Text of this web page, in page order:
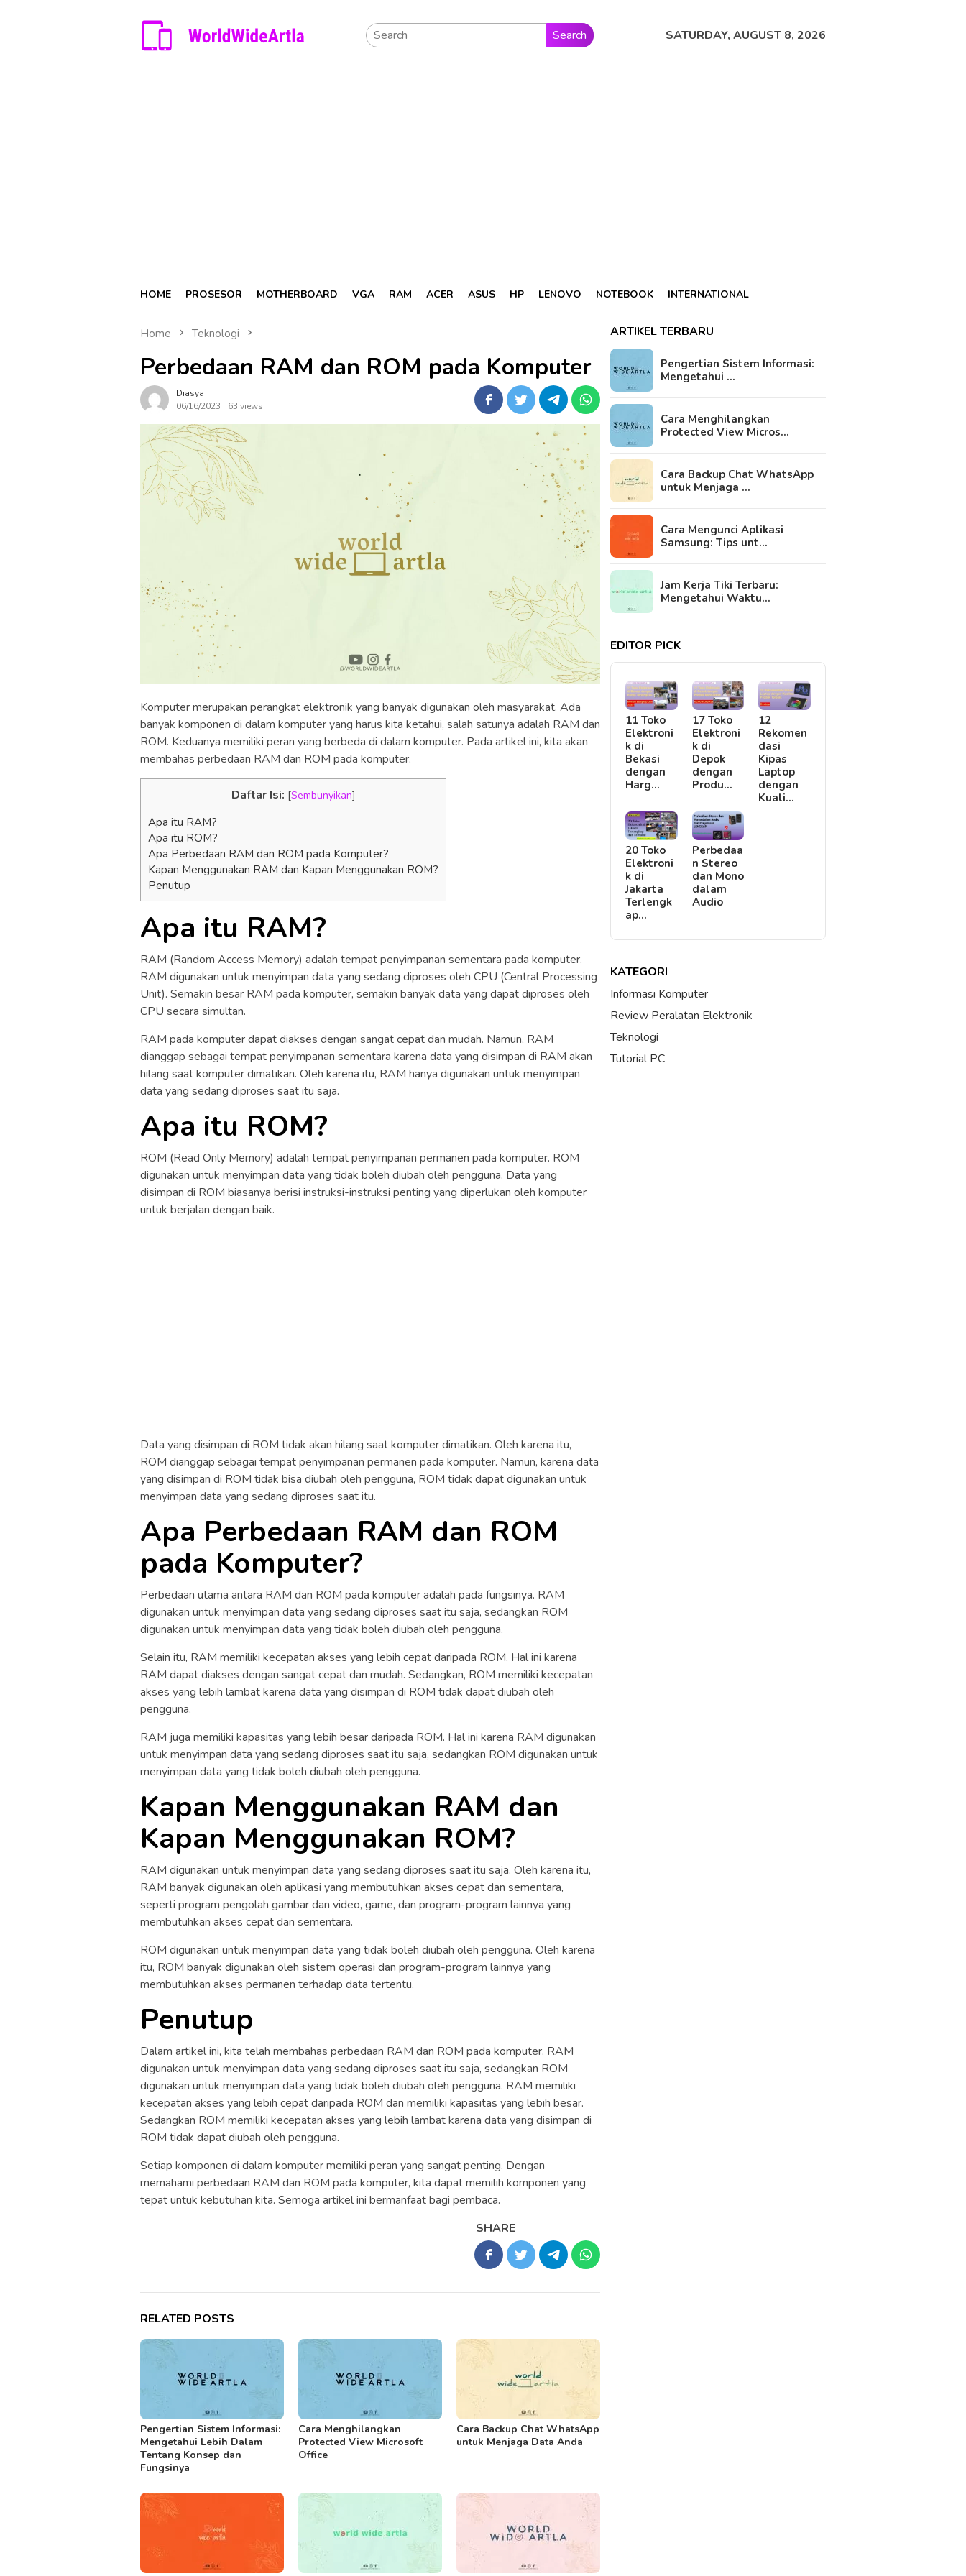
Search SATURDAY, AUGUST 8, 2026
HOME PROSESOR MOTHERBOARD VGA RAM ACER ASUS HP LENOVO NOTEBOOK INTERNATIONAL
Home Teknologi
Perbedaan RAM dan ROM pada Komputer
Diasya
06/16/2023
63 views
Komputer merupakan perangkat elektronik yang banyak digunakan oleh masyarakat. Ada
banyak komponen di dalam komputer yang harus kita ketahui, salah satunya adalah RAM dan
ROM. Keduanya memiliki peran yang berbeda di dalam komputer. Pada artikel ini, kita akan
membahas perbedaan RAM dan ROM pada komputer.
Daftar Isi: [Sembunyikan]
Apa itu RAM?
Apa itu ROM?
Apa Perbedaan RAM dan ROM pada Komputer?
Kapan Menggunakan RAM dan Kapan Menggunakan ROM?
Penutup
Apa itu RAM?
RAM (Random Access Memory) adalah tempat penyimpanan sementara pada komputer.
RAM digunakan untuk menyimpan data yang sedang diproses oleh CPU (Central Processing
Unit). Semakin besar RAM pada komputer, semakin banyak data yang dapat diproses oleh
CPU secara simultan.
RAM pada komputer dapat diakses dengan sangat cepat dan mudah. Namun, RAM
dianggap sebagai tempat penyimpanan sementara karena data yang disimpan di RAM akan
hilang saat komputer dimatikan. Oleh karena itu, RAM hanya digunakan untuk menyimpan
data yang sedang diproses saat itu saja.
Apa itu ROM?
ROM (Read Only Memory) adalah tempat penyimpanan permanen pada komputer. ROM
digunakan untuk menyimpan data yang tidak boleh diubah oleh pengguna. Data yang
disimpan di ROM biasanya berisi instruksi-instruksi penting yang diperlukan oleh komputer
untuk berjalan dengan baik.
Data yang disimpan di ROM tidak akan hilang saat komputer dimatikan. Oleh karena itu,
ROM dianggap sebagai tempat penyimpanan permanen pada komputer. Namun, karena data
yang disimpan di ROM tidak bisa diubah oleh pengguna, ROM tidak dapat digunakan untuk
menyimpan data yang sedang diproses saat itu.
Apa Perbedaan RAM dan ROM
pada Komputer?
Perbedaan utama antara RAM dan ROM pada komputer adalah pada fungsinya. RAM
digunakan untuk menyimpan data yang sedang diproses saat itu saja, sedangkan ROM
digunakan untuk menyimpan data yang tidak boleh diubah oleh pengguna.
Selain itu, RAM memiliki kecepatan akses yang lebih cepat daripada ROM. Hal ini karena
RAM dapat diakses dengan sangat cepat dan mudah. Sedangkan, ROM memiliki kecepatan
akses yang lebih lambat karena data yang disimpan di ROM tidak dapat diubah oleh
pengguna.
RAM juga memiliki kapasitas yang lebih besar daripada ROM. Hal ini karena RAM digunakan
untuk menyimpan data yang sedang diproses saat itu saja, sedangkan ROM digunakan untuk
menyimpan data yang tidak boleh diubah oleh pengguna.
Kapan Menggunakan RAM dan
Kapan Menggunakan ROM?
RAM digunakan untuk menyimpan data yang sedang diproses saat itu saja. Oleh karena itu,
RAM banyak digunakan oleh aplikasi yang membutuhkan akses cepat dan sementara,
seperti program pengolah gambar dan video, game, dan program-program lainnya yang
membutuhkan akses cepat dan sementara.
ROM digunakan untuk menyimpan data yang tidak boleh diubah oleh pengguna. Oleh karena
itu, ROM banyak digunakan oleh sistem operasi dan program-program lainnya yang
membutuhkan akses permanen terhadap data tertentu.
Penutup
Dalam artikel ini, kita telah membahas perbedaan RAM dan ROM pada komputer. RAM
digunakan untuk menyimpan data yang sedang diproses saat itu saja, sedangkan ROM
digunakan untuk menyimpan data yang tidak boleh diubah oleh pengguna. RAM memiliki
kecepatan akses yang lebih cepat daripada ROM dan memiliki kapasitas yang lebih besar.
Sedangkan ROM memiliki kecepatan akses yang lebih lambat karena data yang disimpan di
ROM tidak dapat diubah oleh pengguna.
Setiap komponen di dalam komputer memiliki peran yang sangat penting. Dengan
memahami perbedaan RAM dan ROM pada komputer, kita dapat memilih komponen yang
tepat untuk kebutuhan kita. Semoga artikel ini bermanfaat bagi pembaca.
SHARE
RELATED POSTS
Pengertian Sistem Informasi:
Mengetahui Lebih Dalam
Tentang Konsep dan
Fungsinya
Cara Menghilangkan
Protected View Microsoft
Office
Cara Backup Chat WhatsApp
untuk Menjaga Data Anda
ARTIKEL TERBARU
Pengertian Sistem Informasi:
Mengetahui …
Cara Menghilangkan
Protected View Micros…
Cara Backup Chat WhatsApp
untuk Menjaga …
Cara Mengunci Aplikasi
Samsung: Tips unt…
Jam Kerja Tiki Terbaru:
Mengetahui Waktu…
EDITOR PICK
11 Toko
Elektroni
k di
Bekasi
dengan
Harg…
17 Toko
Elektroni
k di
Depok
dengan
Produ…
12
Rekomen
dasi
Kipas
Laptop
dengan
Kuali…
20 Toko
Elektroni
k di
Jakarta
Terlengk
ap…
Perbedaa
n Stereo
dan Mono
dalam
Audio
KATEGORI
Informasi Komputer
Review Peralatan Elektronik
Teknologi
Tutorial PC